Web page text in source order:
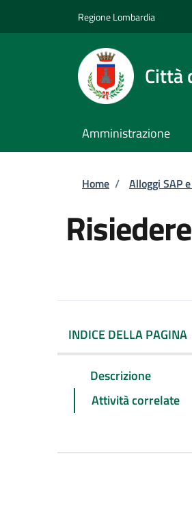
Regione Lombardia
Città
Amministrazione
Briciole
Home / Alloggi SAP
INDICE DELLA PAGINA
Descrizione
Attività correlate